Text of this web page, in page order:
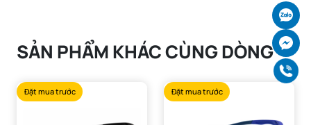
Màu sắc:Trắng mờ (Matte White)
Chứng nhận an toàn: ANSI Z87.1
SẢN PHẨM KHÁC CÙNG DÒNG
Đặt mua trước Đặt mua trước